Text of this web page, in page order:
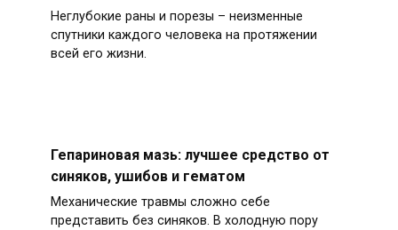
Неглубокие раны и порезы – неизменные
спутники каждого человека на протяжении
всей его жизни.
Гепариновая мазь: лучшее средство от
синяков, ушибов и гематом
Механические травмы сложно себе
представить без синяков. В холодную пору